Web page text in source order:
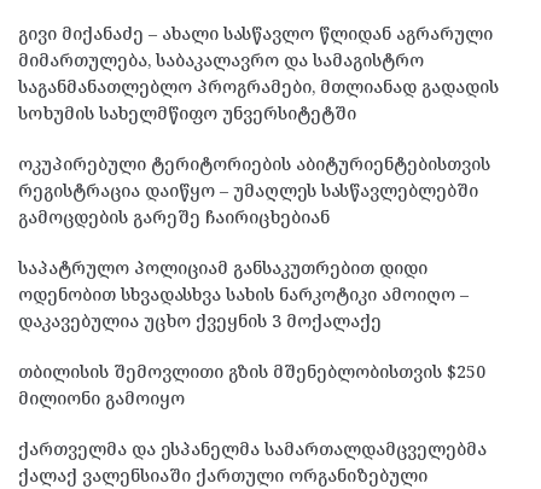
გივი მიქანაძე – ახალი სასწავლო წლიდან აგრარული
მიმართულება, საბაკალავრო და სამაგისტრო
საგანმანათლებლო პროგრამები, მთლიანად გადადის
სოხუმის სახელმწიფო უნვერსიტეტში
ოკუპირებული ტერიტორიების აბიტურიენტებისთვის
რეგისტრაცია დაიწყო – უმაღლეს სასწავლებლებში
გამოცდების გარეშე ჩაირიცხებიან
საპატრულო პოლიციამ განსაკუთრებით დიდი
ოდენობით სხვადასხვა სახის ნარკოტიკი ამოიღო –
დაკავებულია უცხო ქვეყნის 3 მოქალაქე
თბილისის შემოვლითი გზის მშენებლობისთვის $250
მილიონი გამოიყო
ქართველმა და ესპანელმა სამართალდამცველებმა
ქალაქ ვალენსიაში ქართული ორგანიზებული